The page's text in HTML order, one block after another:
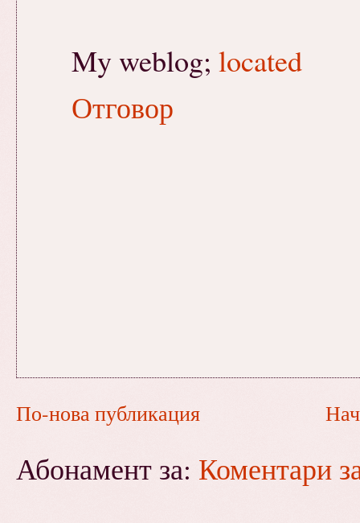
My weblog; located
Отговор
По-нова публикация
Абонамент за: Коментари